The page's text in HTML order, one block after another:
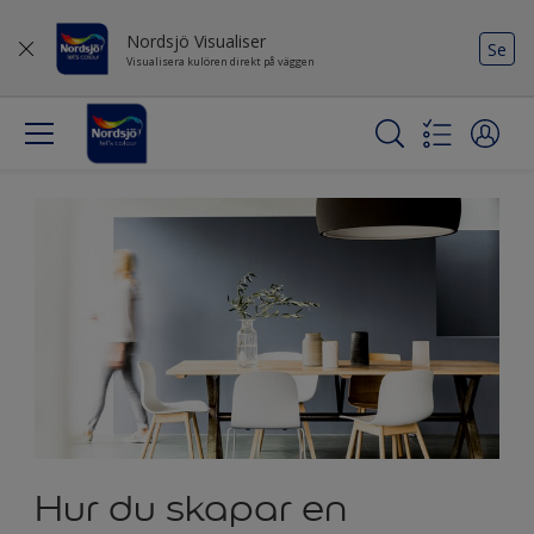
Nordsjö Visualiser
Visualisera kulören direkt på väggen
Se
Hur du skapar en